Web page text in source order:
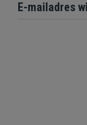
E-mailadres